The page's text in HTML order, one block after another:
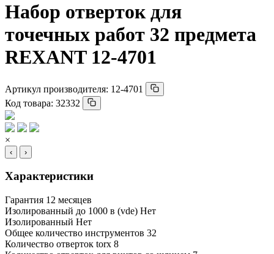
Набор отверток для
точечных работ 32 предмета
REXANT 12-4701
Артикул производителя: 12-4701
Код товара: 32332
×
‹ ›
Характеристики
Гарантия 12 месяцев
Изолированный до 1000 в (vde) Нет
Изолированный Нет
Общее количество инструментов 32
Количество отверток torx 8